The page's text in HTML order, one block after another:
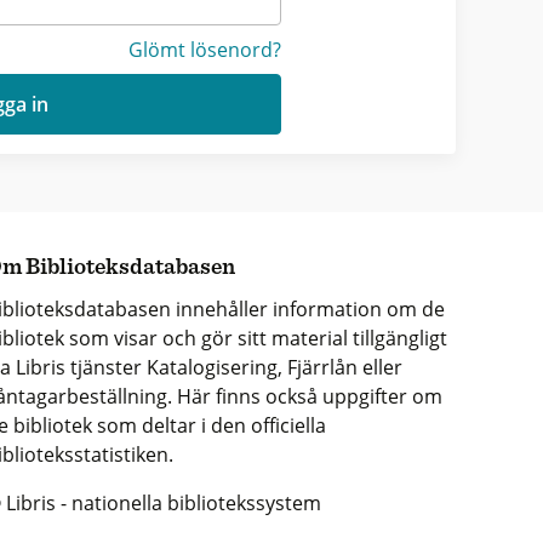
Glömt lösenord?
in
Biblioteksdatabasen
innehåller information om de
som visar och gör sitt material tillgängligt
Libris tjänster Katalogisering, Fjärrlån eller
Här finns också uppgifter om
bibliotek som deltar i den officiella
- nationella bibliotekssystem